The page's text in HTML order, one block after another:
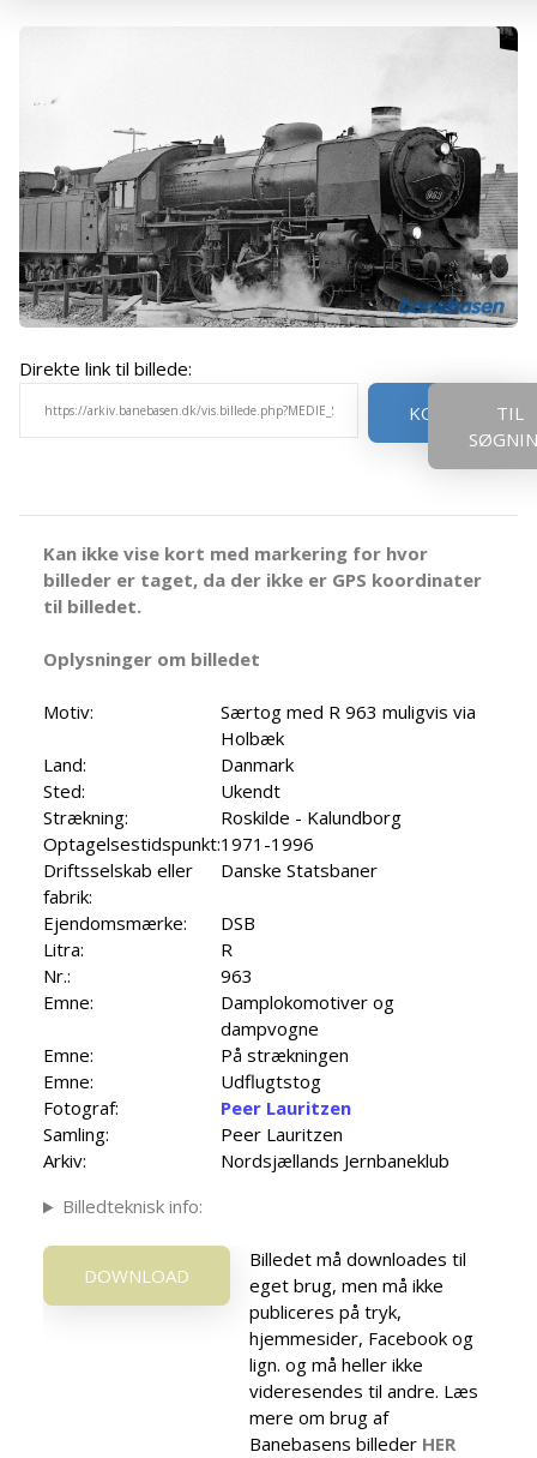
Direkte link til billede:
KOPIER
TIL
Kan ikke vise kort med markering for hvor
billeder er taget, da der ikke er GPS koordinater
til billedet.
Oplysninger om billedet
Motiv:
Særtog med R 963 muligvis via
Holbæk
Land:
Danmark
Sted:
Ukendt
Strækning:
Roskilde - Kalundborg
Optagelsestidspunkt:1971-1996
Driftsselskab eller
fabrik:
Danske Statsbaner
Ejendomsmærke:
DSB
Litra:
R
Nr.:
963
Emne:
Damplokomotiver og
dampvogne
Emne:
På strækningen
Emne:
Udflugtstog
Fotograf:
Peer Lauritzen
Samling:
Peer Lauritzen
Arkiv:
Nordsjællands Jernbaneklub
Billedteknisk info:
DOWNLOAD
Billedet må downloades til
eget brug, men må ikke
publiceres på tryk,
hjemmesider, Facebook og
lign. og må heller ikke
videresendes til andre. Læs
mere om brug af
Banebasens billeder HER